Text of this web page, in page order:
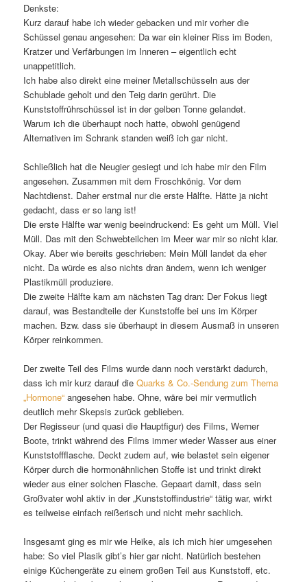
Denkste:
Kurz darauf habe ich wieder gebacken und mir vorher die
Schüssel genau angesehen: Da war ein kleiner Riss im Boden,
Kratzer und Verfärbungen im Inneren – eigentlich echt
unappetitlich.
Ich habe also direkt eine meiner Metallschüsseln aus der
Schublade geholt und den Teig darin gerührt. Die
Kunststoffrührschüssel ist in der gelben Tonne gelandet.
Warum ich die überhaupt noch hatte, obwohl genügend
Alternativen im Schrank standen weiß ich gar nicht.
Schließlich hat die Neugier gesiegt und ich habe mir den Film
angesehen. Zusammen mit dem Froschkönig. Vor dem
Nachtdienst. Daher erstmal nur die erste Hälfte. Hätte ja nicht
gedacht, dass er so lang ist!
Die erste Hälfte war wenig beeindruckend: Es geht um Müll. Viel
Müll. Das mit den Schwebteilchen im Meer war mir so nicht klar.
Okay. Aber wie bereits geschrieben: Mein Müll landet da eher
nicht. Da würde es also nichts dran ändern, wenn ich weniger
Plastikmüll produziere.
Die zweite Hälfte kam am nächsten Tag dran: Der Fokus liegt
darauf, was Bestandteile der Kunststoffe bei uns im Körper
machen. Bzw. dass sie überhaupt in diesem Ausmaß in unseren
Körper reinkommen.
Der zweite Teil des Films wurde dann noch verstärkt dadurch,
dass ich mir kurz darauf dieQuarks & Co.-Sendung zum Thema
„Hormone“ angesehen habe. Ohne, wäre bei mir vermutlich
deutlich mehr Skepsis zurück geblieben.
Der Regisseur (und quasi die Hauptfigur) des Films, Werner
Boote, trinkt während des Films immer wieder Wasser aus einer
Kunststoffflasche. Deckt zudem auf, wie belastet sein eigener
Körper durch die hormonähnlichen Stoffe ist und trinkt direkt
wieder aus einer solchen Flasche. Gepaart damit, dass sein
Großvater wohl aktiv in der „Kunststoffindustrie“ tätig war, wirkt
es teilweise einfach reißerisch und nicht mehr sachlich.
Insgesamt ging es mir wie Heike, als ich mich hier umgesehen
habe: So viel Plasik gibt’s hier gar nicht. Natürlich bestehen
einige Küchengeräte zu einem großen Teil aus Kunststoff, etc.